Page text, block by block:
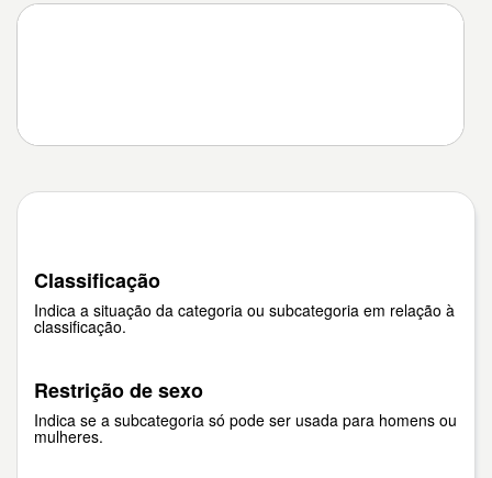
Classificação
Indica a situação da categoria ou subcategoria em relação à
classificação.
Restrição de sexo
Indica se a subcategoria só pode ser usada para homens ou
mulheres.